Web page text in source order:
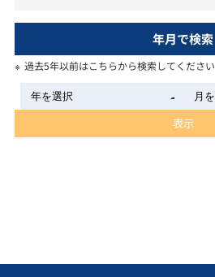
年月で検索
過去5年以前はこちらから検索してください
表示